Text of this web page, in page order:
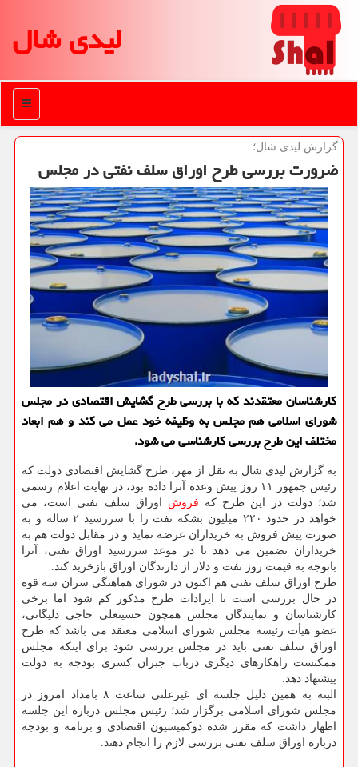
لیدی شال
منو
گزارش لیدی شال؛
ضرورت بررسی طرح اوراق سلف نفتی در مجلس
كارشناسان معتقدند كه با بررسی طرح گشایش اقتصادی در مجلس
شورای اسلامی هم مجلس به وظیفه خود عمل می كند و هم ابعاد
مختلف این طرح بررسی كارشناسی می شود.
به گزارش لیدی شال به نقل از مهر، طرح گشایش اقتصادی دولت که
رئیس جمهور ۱۱ روز پیش وعده آنرا داده بود، در نهایت اعلام رسمی
شد؛ دولت در این طرح که فروش اوراق سلف نفتی است، می
خواهد در حدود ۲۲۰ میلیون بشکه نفت را با سررسید ۲ ساله و به
صورت پیش فروش به خریداران عرضه نماید و در مقابل دولت هم به
خریداران تضمین می دهد تا در موعد سررسید اوراق نفتی، آنرا
باتوجه به قیمت روز نفت و دلار از دارندگان اوراق بازخرید کند.
طرح اوراق سلف نفتی هم اکنون در شورای هماهنگی سران سه قوه
در حال بررسی است تا ایرادات طرح مذکور کم شود اما برخی
کارشناسان و نمایندگان مجلس همچون حسینعلی حاجی دلیگانی،
عضو هیأت رئیسه مجلس شورای اسلامی معتقد می باشد که طرح
اوراق سلف نفتی باید در مجلس بررسی شود برای اینکه مجلس
ممکنست راهکارهای دیگری درباب جبران کسری بودجه به دولت
پیشنهاد دهد.
البته به همین دلیل جلسه ای غیرعلنی ساعت ۸ بامداد امروز در
مجلس شورای اسلامی برگزار شد؛ رئیس مجلس درباره این جلسه
اظهار داشت که مقرر شده دوکمیسیون اقتصادی و برنامه و بودجه
درباره اوراق سلف نفتی بررسی لازم را انجام دهند.